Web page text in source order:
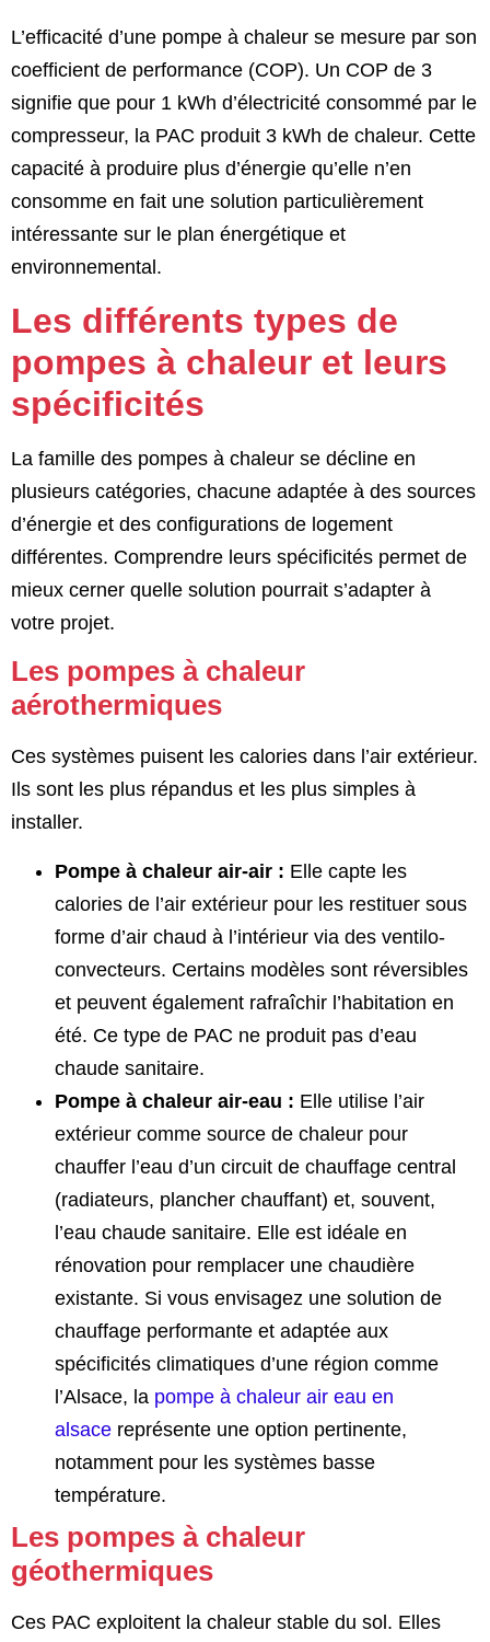
L’efficacité d’une pompe à chaleur se mesure par son
coefficient de performance (COP). Un COP de 3
signifie que pour 1 kWh d’électricité consommé par le
compresseur, la PAC produit 3 kWh de chaleur. Cette
capacité à produire plus d’énergie qu’elle n’en
consomme en fait une solution particulièrement
intéressante sur le plan énergétique et
environnemental.
Les différents types de
pompes à chaleur et leurs
spécificités
La famille des pompes à chaleur se décline en
plusieurs catégories, chacune adaptée à des sources
d’énergie et des configurations de logement
différentes. Comprendre leurs spécificités permet de
mieux cerner quelle solution pourrait s’adapter à
votre projet.
Les pompes à chaleur
aérothermiques
Ces systèmes puisent les calories dans l’air extérieur.
Ils sont les plus répandus et les plus simples à
installer.
Pompe à chaleur air-air : Elle capte les
calories de l’air extérieur pour les restituer sous
forme d’air chaud à l’intérieur via des ventilo-
convecteurs. Certains modèles sont réversibles
et peuvent également rafraîchir l’habitation en
été. Ce type de PAC ne produit pas d’eau
chaude sanitaire.
Pompe à chaleur air-eau : Elle utilise l’air
extérieur comme source de chaleur pour
chauffer l’eau d’un circuit de chauffage central
(radiateurs, plancher chauffant) et, souvent,
l’eau chaude sanitaire. Elle est idéale en
rénovation pour remplacer une chaudière
existante. Si vous envisagez une solution de
chauffage performante et adaptée aux
spécificités climatiques d’une région comme
l’Alsace, la pompe à chaleur air eau en
alsace représente une option pertinente,
notamment pour les systèmes basse
température.
Les pompes à chaleur
géothermiques
Ces PAC exploitent la chaleur stable du sol. Elles